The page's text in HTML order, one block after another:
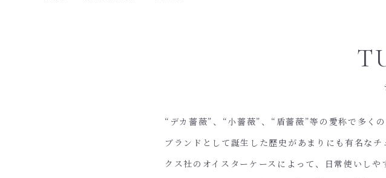
“デカ薔薇”、“小薔薇”、“盾薔薇”等の愛称で多く
ブランドとして誕生した歴史があまりにも有名な
クス社のオイスターケースによって、日常使いし